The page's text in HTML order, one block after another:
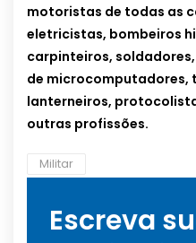
motoristas de todas as
eletricistas, bombeiros
carpinteiros,
de microcomputadores,
lanterneiros,
outras profissões.
Militar
Escreva